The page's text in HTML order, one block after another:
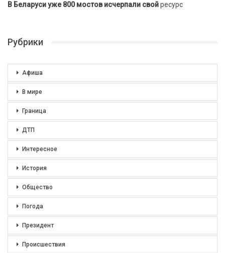
В Беларуси уже 800 мостов исчерпали свойресурс
Рубрики
Афиша
В мире
Граница
ДТП
Интересное
История
Общество
Погода
Президент
Происшествия